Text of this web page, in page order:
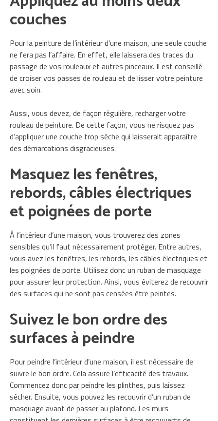
couches
Pour la peinture de l’intérieur d’une maison, une seule couche
ne fera pas l’affaire. En effet, elle laissera des traces du
passage de vos rouleaux et autres pinceaux. Il est conseillé
de croiser vos passes de rouleau et de lisser votre peinture
avec soin.
Aussi, vous devez, de façon régulière, recharger votre
rouleau de peinture. De cette façon, vous ne risquez pas
d’appliquer une couche trop sèche qui laisserait apparaître
des démarcations disgracieuses.
Masquez les fenêtres,
rebords, câbles électriques
et poignées de porte
À l’intérieur d’une maison, vous trouverez des zones
sensibles qu’il faut nécessairement protéger. Entre autres,
vous avez les fenêtres, les rebords, les câbles électriques et
les poignées de porte. Utilisez donc un ruban de masquage
pour assurer leur protection. Ainsi, vous éviterez de recouvrir
des surfaces qui ne sont pas censées être peintes.
Suivez le bon ordre des
surfaces à peindre
Pour peindre l’intérieur d’une maison, il est nécessaire de
suivre le bon ordre. Cela assure l’efficacité des travaux.
Commencez donc par peindre les plinthes, puis laissez
sécher. Ensuite, vous pouvez les recouvrir d’un ruban de
masquage avant de passer au plafond. Les murs